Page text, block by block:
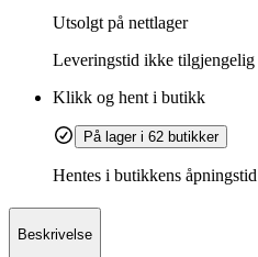
Utsolgt på nettlager
Leveringstid ikke tilgjengelig
Klikk og hent i butikk
På lager i 62 butikker
Hentes i butikkens åpningstid
Beskrivelse